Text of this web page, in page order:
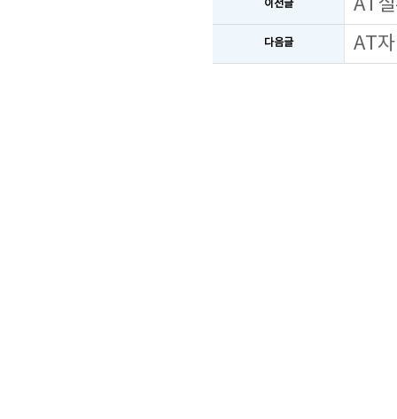
이전글 AT
다음글 AT